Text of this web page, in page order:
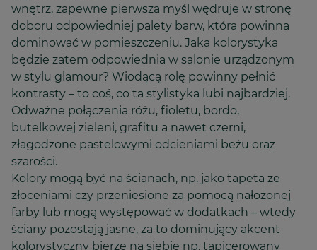
wnętrz, zapewne pierwsza myśl wędruje w stronę
doboru odpowiedniej palety barw, która powinna
dominować w pomieszczeniu. Jaka kolorystyka
będzie zatem odpowiednia w salonie urządzonym
w stylu glamour? Wiodącą rolę powinny pełnić
kontrasty – to coś, co ta stylistyka lubi najbardziej.
Odważne połączenia różu, fioletu, bordo,
butelkowej zieleni, grafitu a nawet czerni,
złagodzone pastelowymi odcieniami beżu oraz
szarości.
Kolory mogą być na ścianach, np. jako tapeta ze
złoceniami czy przeniesione za pomocą nałożonej
farby lub mogą występować w dodatkach – wtedy
ściany pozostają jasne, za to dominujący akcent
kolorystyczny bierze na siebie np. tapicerowany